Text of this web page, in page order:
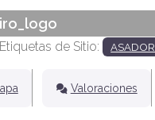
Etiquetas de Sitio: ASADOR
Valoraciones